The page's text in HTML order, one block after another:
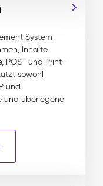
System
Inhalte
POS- und Print-
sowohl
und
und überlegene